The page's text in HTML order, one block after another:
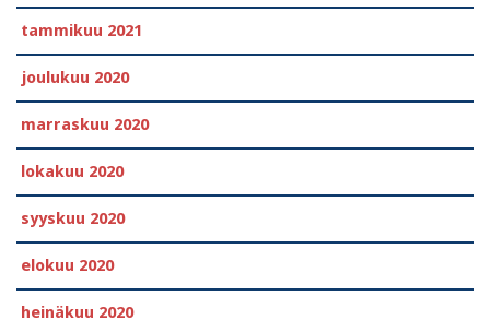
tammikuu 2021
joulukuu 2020
marraskuu 2020
lokakuu 2020
syyskuu 2020
elokuu 2020
heinäkuu 2020